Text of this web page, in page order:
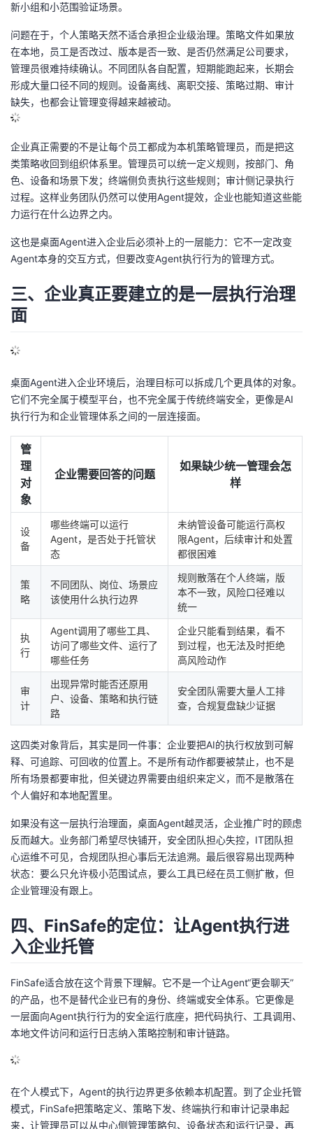
新小组和小范围验证场景。
问题在于，个人策略天然不适合承担企业级治理。策略文件如果放
在本地，员工是否改过、版本是否一致、是否仍然满足公司要求，
管理员很难持续确认。不同团队各自配置，短期能跑起来，长期会
形成大量口径不同的规则。设备离线、离职交接、策略过期、审计
缺失，也都会让管理变得越来越被动。
企业真正需要的不是让每个员工都成为本机策略管理员，而是把这
类策略收回到组织体系里。管理员可以统一定义规则，按部门、角
色、设备和场景下发；终端侧负责执行这些规则；审计侧记录执行
过程。这样业务团队仍然可以使用Agent提效，企业也能知道这些能
力运行在什么边界之内。
这也是桌面Agent进入企业后必须补上的一层能力：它不一定改变
Agent本身的交互方式，但要改变Agent执行行为的管理方式。
三、企业真正要建立的是一层执行治理
面
桌面Agent进入企业环境后，治理目标可以拆成几个更具体的对象。
它们不完全属于模型平台，也不完全属于传统终端安全，更像是AI
执行行为和企业管理体系之间的一层连接面。
管
理
对
象
企业需要回答的问题
如果缺少统一管理会怎
样
设
备
哪些终端可以运行
Agent，是否处于托管状
态
未纳管设备可能运行高权
限Agent，后续审计和处置
都很困难
策
略
不同团队、岗位、场景应
该使用什么执行边界
规则散落在个人终端，版
本不一致，风险口径难以
统一
执
行
Agent调用了哪些工具、
访问了哪些文件、运行了
哪些任务
企业只能看到结果，看不
到过程，也无法及时拒绝
高风险动作
审
计
出现异常时能否还原用
户、设备、策略和执行链
路
安全团队需要大量人工排
查，合规复盘缺少证据
这四类对象背后，其实是同一件事：企业要把AI的执行权放到可解
释、可追踪、可回收的位置上。不是所有动作都要被禁止，也不是
所有场景都要审批，但关键边界需要由组织来定义，而不是散落在
个人偏好和本地配置里。
如果没有这一层执行治理面，桌面Agent越灵活，企业推广时的顾虑
反而越大。业务部门希望尽快铺开，安全团队担心失控，IT团队担
心运维不可见，合规团队担心事后无法追溯。最后很容易出现两种
状态：要么只允许极小范围试点，要么工具已经在员工侧扩散，但
企业管理没有跟上。
四、FinSafe的定位：让Agent执行进
入企业托管
FinSafe适合放在这个背景下理解。它不是一个让Agent“更会聊天”
的产品，也不是替代企业已有的身份、终端或安全体系。它更像是
一层面向Agent执行行为的安全运行底座，把代码执行、工具调用、
本地文件访问和运行日志纳入策略控制和审计链路。
在个人模式下，Agent的执行边界更多依赖本机配置。到了企业托管
模式，FinSafe把策略定义、策略下发、终端执行和审计记录串起
来，让管理员可以从中心侧管理策略包、设备状态和运行记录，再